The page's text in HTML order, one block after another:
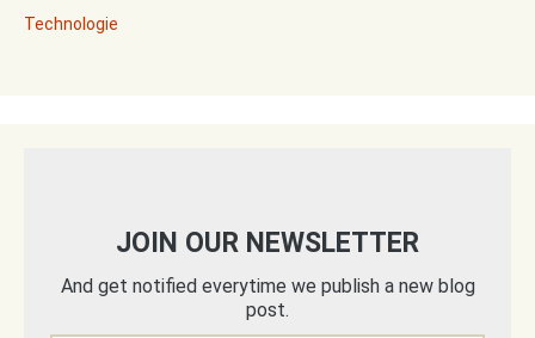
Technologie
JOIN OUR NEWSLETTER
And get notified everytime we publish a new blog
post.